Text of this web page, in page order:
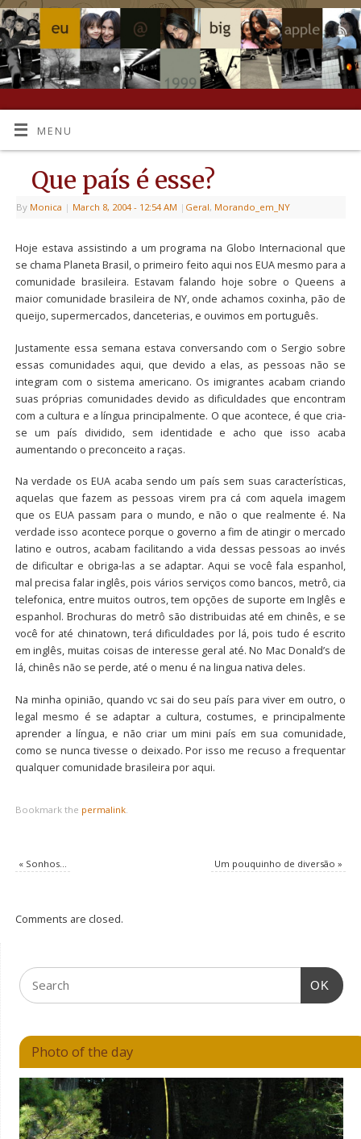
MENU
Que país é esse?
By Monica | March 8, 2004 - 12:54 AM | Geral, Morando_em_NY
Hoje estava assistindo a um programa na Globo Internacional que
se chama Planeta Brasil, o primeiro feito aqui nos EUA mesmo para a
comunidade brasileira. Estavam falando hoje sobre o Queens a
maior comunidade brasileira de NY, onde achamos coxinha, pão de
queijo, supermercados, danceterias, e ouvimos em português.
Justamente essa semana estava conversando com o Sergio sobre
essas comunidades aqui, que devido a elas, as pessoas não se
integram com o sistema americano. Os imigrantes acabam criando
suas próprias comunidades devido as dificuldades que encontram
com a cultura e a língua principalmente. O que acontece, é que cria-
se um país dividido, sem identidade e acho que isso acaba
aumentando o preconceito a raças.
Na verdade os EUA acaba sendo um país sem suas características,
aquelas que fazem as pessoas virem pra cá com aquela imagem
que os EUA passam para o mundo, e não o que realmente é. Na
verdade isso acontece porque o governo a fim de atingir o mercado
latino e outros, acabam facilitando a vida dessas pessoas ao invés
de dificultar e obriga-las a se adaptar. Aqui se você fala espanhol,
mal precisa falar inglês, pois vários serviços como bancos, metrô, cia
telefonica, entre muitos outros, tem opções de suporte em Inglês e
espanhol. Brochuras do metrô são distribuidas até em chinês, e se
você for até chinatown, terá dificuldades por lá, pois tudo é escrito
em inglês, muitas coisas de interesse geral até. No Mac Donald’s de
lá, chinês não se perde, até o menu é na lingua nativa deles.
Na minha opinião, quando vc sai do seu país para viver em outro, o
legal mesmo é se adaptar a cultura, costumes, e principalmente
aprender a língua, e não criar um mini país em sua comunidade,
como se nunca tivesse o deixado. Por isso me recuso a frequentar
qualquer comunidade brasileira por aqui.
Bookmark the permalink.
«Sonhos… Um pouquinho de diversão»
Comments are closed.
OK
Photo of the day